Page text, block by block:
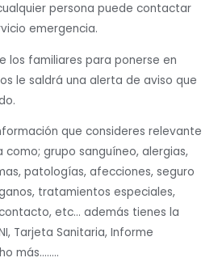
persona puede contactar
emergencia.
los familiares para ponerse en
le saldrá una alerta de aviso que
que consideres relevante
grupo sanguíneo, alergias,
patologías, afecciones, seguro
tratamientos especiales,
etc… además tienes la
Tarjeta Sanitaria, Informe
más……..